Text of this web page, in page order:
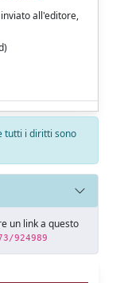
all'editore,
tutti i diritti sono
un link a questo
924989